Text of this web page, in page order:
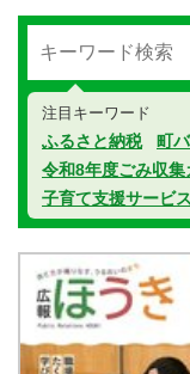
注目キーワード
ふるさと納税 町
令和8年度ごみ収集
子育て支援サービス